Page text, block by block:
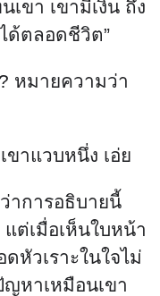
หมายความว่า
ขาแวบหนึ่ง เอ่ย
าการอธิบายนี้
ต่เมื่อเห็นใบหน้า
หัวเราะในใจไม่
หาเหมือนเขา